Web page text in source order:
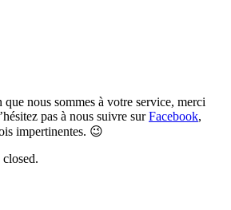
nous sommes à votre service, merci
pas à nous suivre surFacebook,
impertinentes. 😉